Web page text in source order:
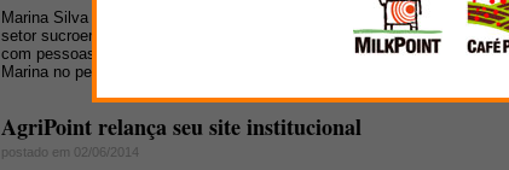
Marina Silva aproximou-se do agronegócio na última semana. Esteve
setor sucroenergético, jantou com 60 lideranças na sexta-feira e seus
com pessoas-chave do setor. Todos sabem que o agronegócio viveu
Marina no período em que ela foi ministra [...]
AgriPoint relança seu site institucional
postado em 02/06/2014